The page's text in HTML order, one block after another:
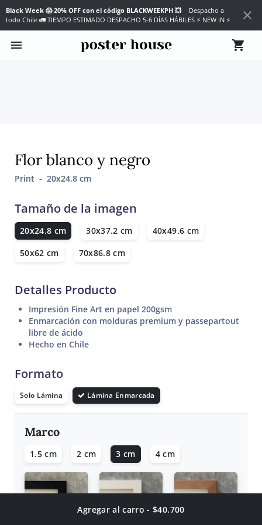
Black Week 😱 20% OFF con el código BLACKWEEKPH 💥
Despacho a
todo Chile 🚛 TIEMPO ESTIMADO DESPACHO 5-6 DÍAS HÁBILES ⚡ NEW IN ⚡ close
menu shopping_cart
Flor blanco y negro
Print - 20x24.8 cm
Tamaño de la imagen
20x24.8 cm 30x37.2 cm
40x49.6 cm
50x62 cm
70x86.8 cm
Detalles Producto
Impresión Fine Art en papel 200gsm
Enmarcación con molduras premium y passepartout
libre de ácido
Hecho en Chile
Formato
Solo Lámina Lámina Enmarcada
Marco
1.5 cm 2 cm 3 cm 4 cm
Agregar al carro - $40.700